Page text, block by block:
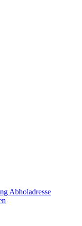
Abholadresse